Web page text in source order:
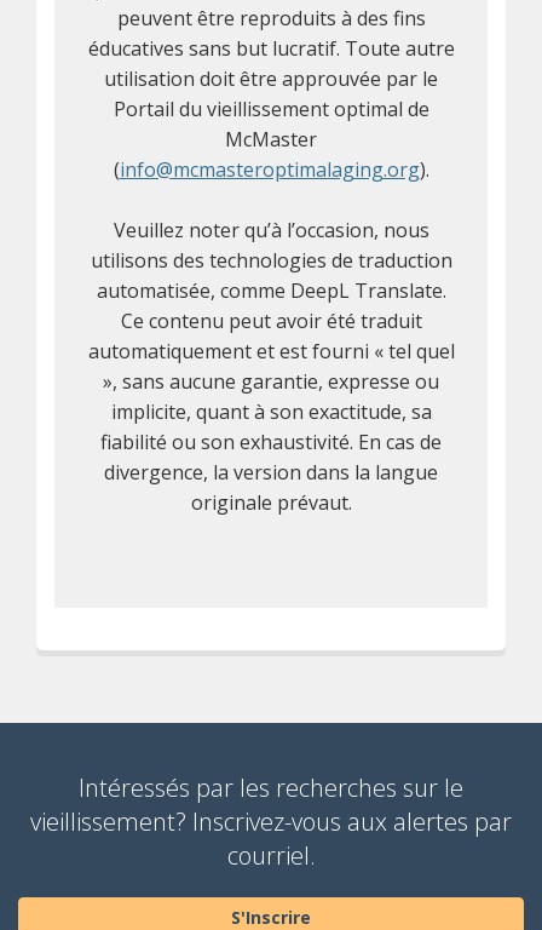
peuvent être reproduits à des fins
éducatives sans but lucratif. Toute autre
utilisation doit être approuvée par le
Portail du vieillissement optimal de
McMaster
(info@mcmasteroptimalaging.org).
Veuillez noter qu’à l’occasion, nous
utilisons des technologies de traduction
automatisée, comme DeepL Translate.
Ce contenu peut avoir été traduit
automatiquement et est fourni « tel quel
», sans aucune garantie, expresse ou
implicite, quant à son exactitude, sa
fiabilité ou son exhaustivité. En cas de
divergence, la version dans la langue
originale prévaut.
Intéressés par les recherches sur le
vieillissement? Inscrivez-vous aux alertes par
courriel.
S'Inscrire